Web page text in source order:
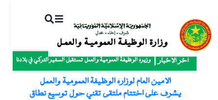
آخر الأخبار وزيرة الوظيفة العمومية والعمل تستقبل السفير التركي في بلادنا
الأمين العام لوزارة الوظيفة العمومية والعمل
يشرف على اختتام ملتقى تقني حول توسيع نطاق